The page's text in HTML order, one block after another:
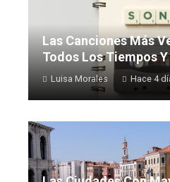
Las Canciones Más
Todos Los Tiempos
Luisa Morales Hace 4